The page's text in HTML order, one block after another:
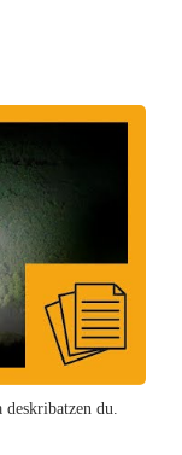
deskribatzen du.